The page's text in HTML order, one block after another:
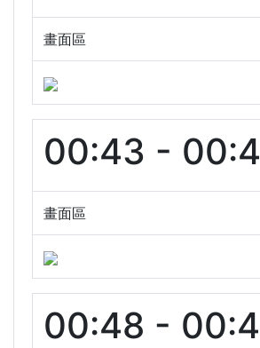
畫面區
00:43 -
畫面區
00:48 -